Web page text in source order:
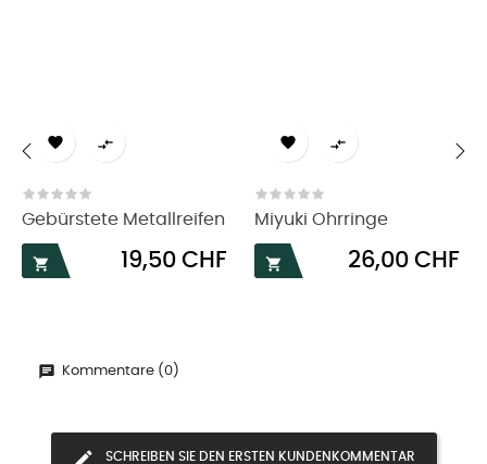
 
Gebürstete Metallreifen

Preis
19,50 CHF
 
Miyuki Ohrringe

Preis
26,00 CHF
‹
Kommentare (0)
SCHREIBEN SIE DEN ERSTEN KUNDENKOMMENTAR